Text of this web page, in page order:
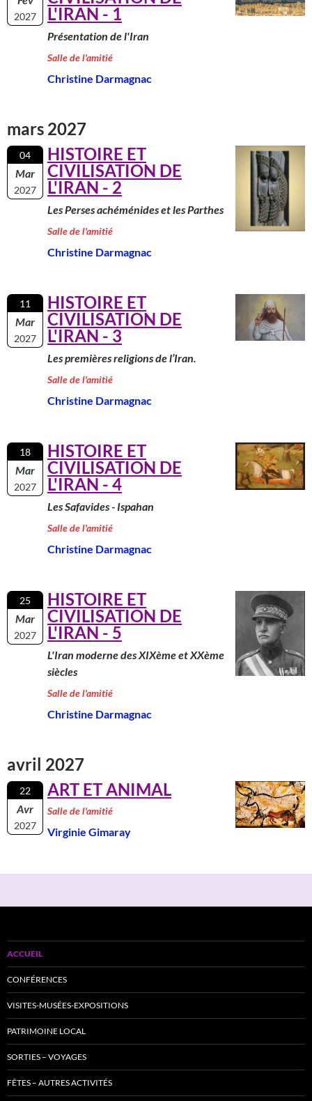
2027
L'IRAN - 1
Présentation de l'Iran
Salle de l'amitié
Christine Darmagnac
mars 2027
04
Mar
2027
HISTOIRE ET
CIVILISATION DE
L'IRAN - 2
Les Perses achéménides et les Parthes
Salle de l'amitié
Christine Darmagnac
11
Mar
2027
HISTOIRE ET
CIVILISATION DE
L'IRAN - 3
Les premières religions de l’Iran.
Salle de l'amitié
Christine Darmagnac
18
Mar
2027
HISTOIRE ET
CIVILISATION DE
L'IRAN - 4
Les Safavides - Ispahan
Salle de l'amitié
Christine Darmagnac
25
Mar
2027
HISTOIRE ET
CIVILISATION DE
L'IRAN - 5
L'Iran moderne des XIXème et XXème
siècles
Salle de l'amitié
Christine Darmagnac
avril 2027
22
Avr
2027
ART ET ANIMAL
Salle de l'amitié
Virginie Gimaray
ACCUEIL
CONFÉRENCES
VISITES-MUSÉES-EXPOSITIONS
PATRIMOINE LOCAL
SORTIES – VOYAGES
FÊTES – AUTRES ACTIVITÉS